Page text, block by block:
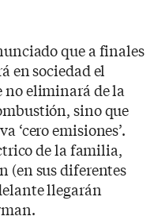
que a finales
en sociedad el
no eliminará de la
sino que
‘cero emisiones’.
de la familia,
(en sus diferentes
llegarán